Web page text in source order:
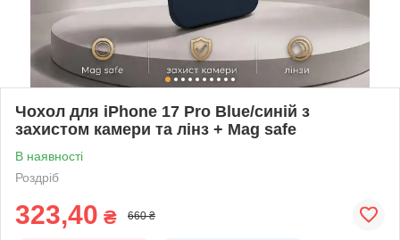
Чохол для iPhone 17 Pro Blue/синій з
захистом камери та лінз + Mag safe
В наявності
Роздріб
323,40 ₴ 660 ₴